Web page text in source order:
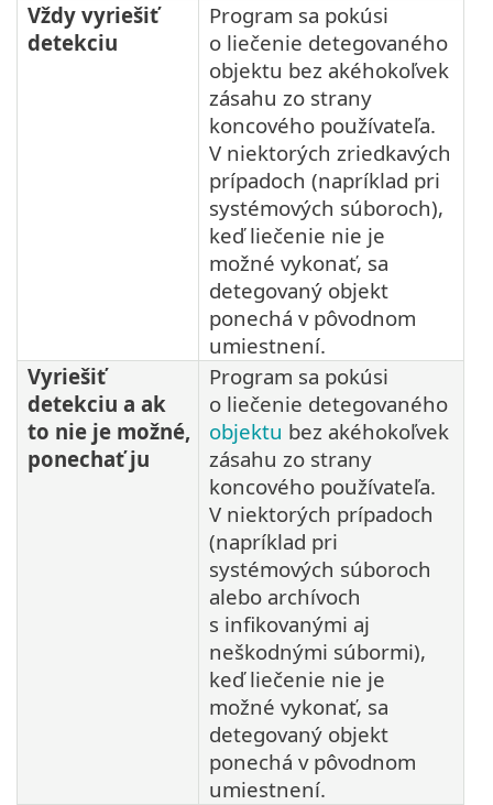
Vždy vyriešiť
detekciu
Program sa pokúsi
o liečenie detegovaného
objektu bez akéhokoľvek
zásahu zo strany
koncového používateľa.
V niektorých zriedkavých
prípadoch (napríklad pri
systémových súboroch),
keď liečenie nie je
možné vykonať, sa
detegovaný objekt
ponechá v pôvodnom
umiestnení.
Vyriešiť
detekciu a ak
to nie je možné,
ponechať ju
Program sa pokúsi
o liečenie detegovaného
objektu bez akéhokoľvek
zásahu zo strany
koncového používateľa.
V niektorých prípadoch
(napríklad pri
systémových súboroch
alebo archívoch
s infikovanými aj
neškodnými súbormi),
keď liečenie nie je
možné vykonať, sa
detegovaný objekt
ponechá v pôvodnom
umiestnení.